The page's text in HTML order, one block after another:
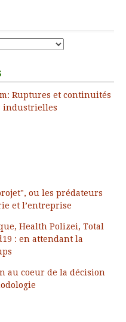
Ruptures et continuités
industrielles
ou les prédateurs
et l’entreprise
Health Polizei, Total
: en attendant la
au coeur de la décision